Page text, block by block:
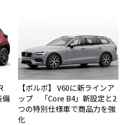
備
【ボルボ】 V60に新ラインア
ップ 「Core B4」新設定と2
つの特別仕様車で商品力を強
化